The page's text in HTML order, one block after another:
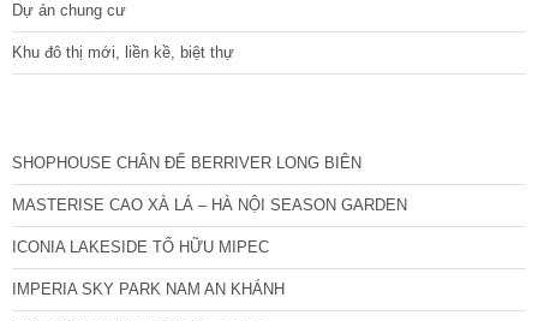
Dự án chung cư
Khu đô thị mới, liền kề, biệt thự
SHOPHOUSE CHÂN ĐẾ BERRIVER LONG BIÊN
MASTERISE CAO XÀ LÁ – HÀ NỘI SEASON GARDEN
ICONIA LAKESIDE TỐ HỮU MIPEC
IMPERIA SKY PARK NAM AN KHÁNH